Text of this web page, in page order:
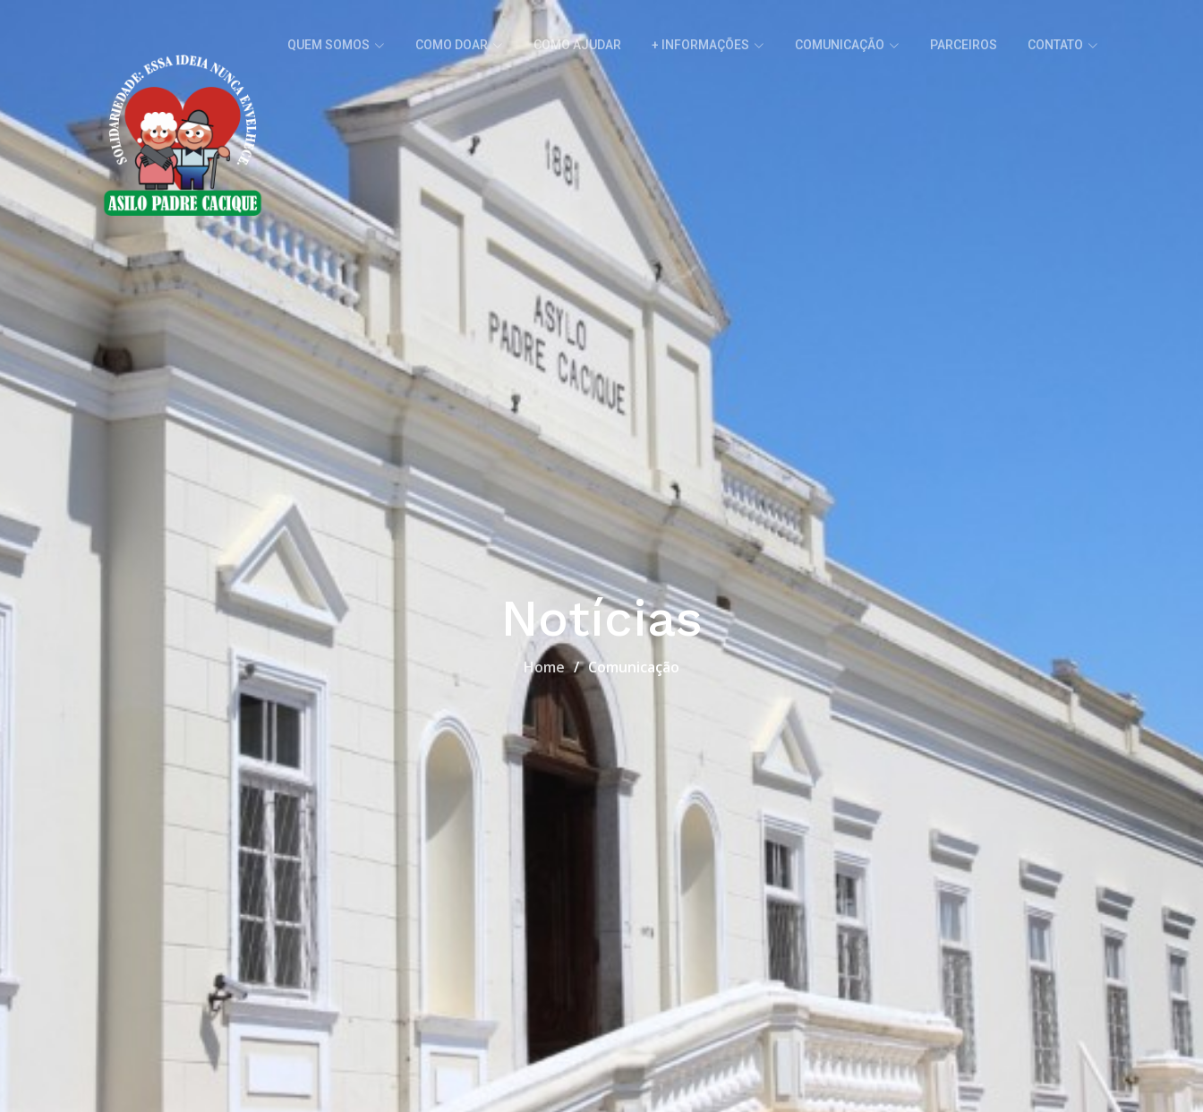
QUEM SOMOS COMO DOAR COMO AJUDAR + INFORMAÇÕES COMUNICAÇÃO PARCEIROS CONTATO
Notícias
Home Comunicação